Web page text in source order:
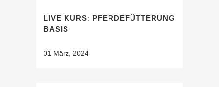
LIVE KURS: PFERDEFÜTTERUNG
BASIS
01 März, 2024